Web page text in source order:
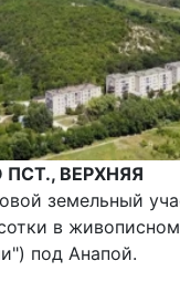
ВЕРХНЯЯ
земельный
в
под Анапой.